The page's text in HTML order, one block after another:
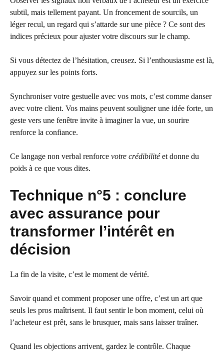
subtil, mais tellement payant. Un froncement de sourcils, un
léger recul, un regard qui s’attarde sur une pièce ? Ce sont des
indices précieux pour ajuster votre discours sur le champ.
Si vous détectez de l’hésitation, creusez. Si l’enthousiasme est là,
appuyez sur les points forts.
Synchroniser votre gestuelle avec vos mots, c’est comme danser
avec votre client. Vos mains peuvent souligner une idée forte, un
geste vers une fenêtre invite à imaginer la vue, un sourire
renforce la confiance.
Ce langage non verbal renforce votre crédibilitéet donne du
poids à ce que vous dites.
Technique n°5 : conclure
avec assurance pour
transformer l’intérêt en
décision
La fin de la visite, c’est le moment de vérité.
Savoir quand et comment proposer une offre, c’est un art que
seuls les pros maîtrisent. Il faut sentir le bon moment, celui où
l’acheteur est prêt, sans le brusquer, mais sans laisser traîner.
Quand les objections arrivent, gardez le contrôle. Chaque